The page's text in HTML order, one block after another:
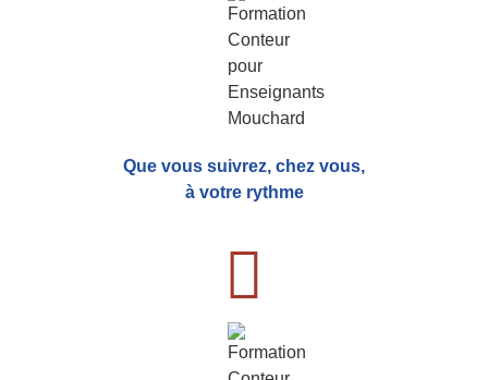
Que vous suivrez, chez vous,
à votre rythme